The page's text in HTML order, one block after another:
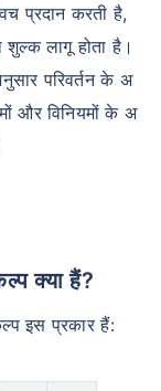
प्रदान करती है,
लागू होता है।
परिवर्तन के अ
और विनियमों के अ
क्या हैं?
इस प्रकार हैं: